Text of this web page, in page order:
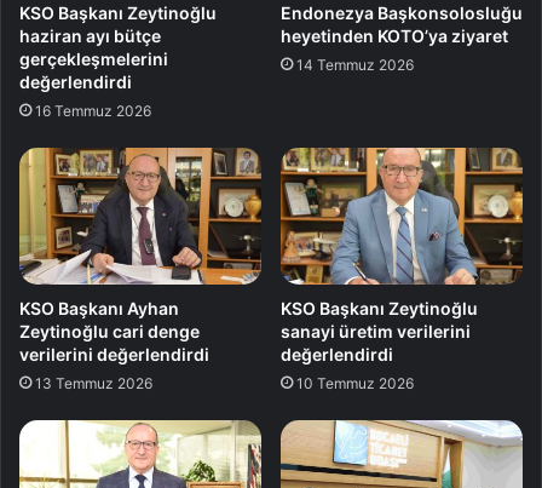
KSO Başkanı Zeytinoğlu
haziran ayı bütçe
gerçekleşmelerini
değerlendirdi
16 Temmuz 2026
Endonezya Başkonsolosluğu
heyetinden KOTO’ya ziyaret
14 Temmuz 2026
KSO Başkanı Ayhan
Zeytinoğlu cari denge
verilerini değerlendirdi
13 Temmuz 2026
KSO Başkanı Zeytinoğlu
sanayi üretim verilerini
değerlendirdi
10 Temmuz 2026